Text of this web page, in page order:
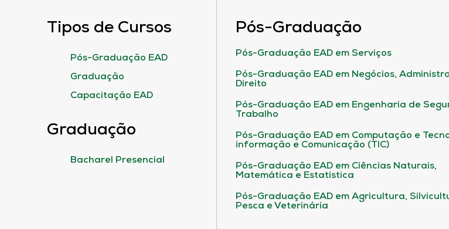
Tipos de Cursos
Pós-Graduação EAD
Graduação
Capacitação EAD
Graduação
Bacharel Presencial
Pós-Graduação
Pós-Graduação EAD em Serviços
Pós-Graduação EAD em Negócios,
Direito
Pós-Graduação EAD em Engenharia de
Trabalho
Pós-Graduação EAD em Computação e
informação e Comunicação (TIC)
Pós-Graduação EAD em Ciências Naturais,
Matemática e Estatística
Pós-Graduação EAD em Agricultura,
Pesca e Veterinária